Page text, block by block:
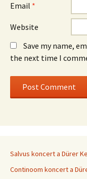
Email *
Website
Save my name,
the next time I
Salvus koncert a Dürer
Continoom koncert a